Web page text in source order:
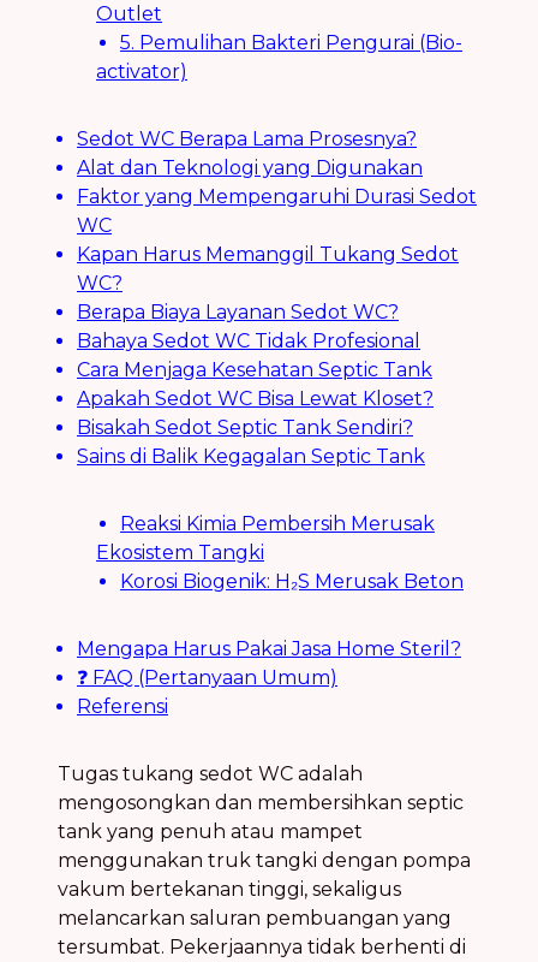
Outlet
5. Pemulihan Bakteri Pengurai (Bio-
activator)
Sedot WC Berapa Lama Prosesnya?
Alat dan Teknologi yang Digunakan
Faktor yang Mempengaruhi Durasi Sedot
WC
Kapan Harus Memanggil Tukang Sedot
WC?
Berapa Biaya Layanan Sedot WC?
Bahaya Sedot WC Tidak Profesional
Cara Menjaga Kesehatan Septic Tank
Apakah Sedot WC Bisa Lewat Kloset?
Bisakah Sedot Septic Tank Sendiri?
Sains di Balik Kegagalan Septic Tank
Reaksi Kimia Pembersih Merusak
Ekosistem Tangki
Korosi Biogenik: H₂S Merusak Beton
Mengapa Harus Pakai Jasa Home Steril?
❓ FAQ (Pertanyaan Umum)
Referensi
Tugas tukang sedot WC adalah
mengosongkan dan membersihkan septic
tank yang penuh atau mampet
menggunakan truk tangki dengan pompa
vakum bertekanan tinggi, sekaligus
melancarkan saluran pembuangan yang
tersumbat. Pekerjaannya tidak berhenti di